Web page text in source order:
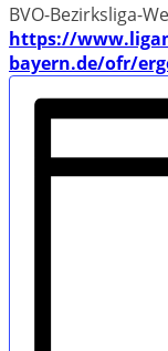
BVO-Bezirksliga-
https://
bayern.de/ofr/